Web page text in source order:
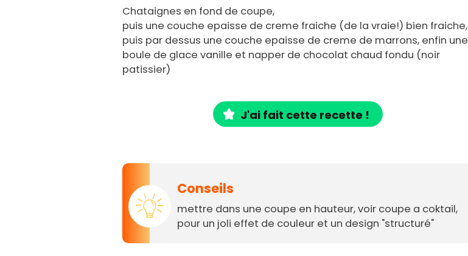
Chataignes en fond de coupe,
puis une couche epaisse de creme fraiche (de la vraie!) bien fraiche,
puis par dessus une couche epaisse de creme de marrons, enfin une
boule de glace vanille et napper de chocolat chaud fondu (noir
patissier)
J'ai fait cette recette !
Conseils
mettre dans une coupe en hauteur, voir coupe a coktail,
pour un joli effet de couleur et un design "structuré"